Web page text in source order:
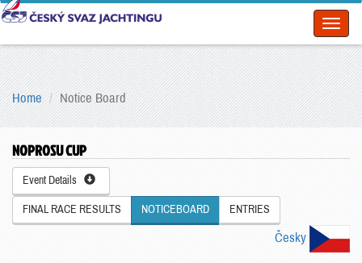
Home Notice Board
NOPROSU CUP
Event Details
FINAL RACE RESULTS NOTICEBOARD ENTRIES
Česky